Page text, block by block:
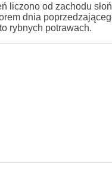
od zachodu
dnia
rybnych potrawach.